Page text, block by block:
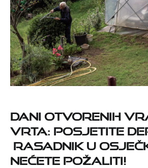
DANI OTVORENIH
VRTA: POSJETITE
RASADNIK U
NEĆETE POŽALITI!